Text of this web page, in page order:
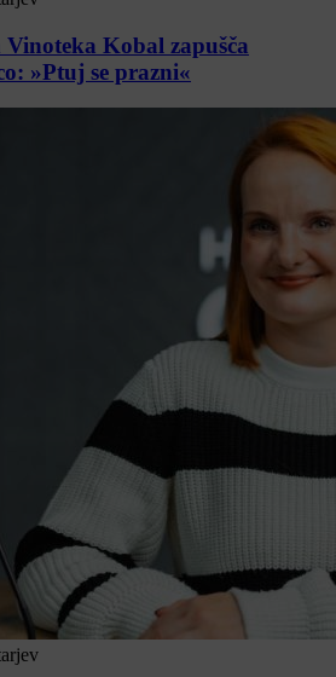
Vinoteka Kobal zapušča
»Ptuj se prazni«